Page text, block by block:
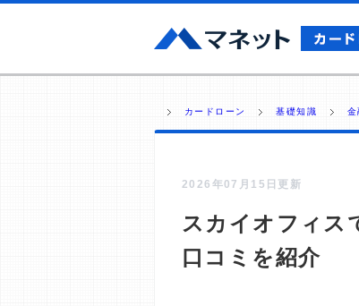
カードローン 基礎知識 金
2026年07月15日更新
スカイオフィス
口コミを紹介